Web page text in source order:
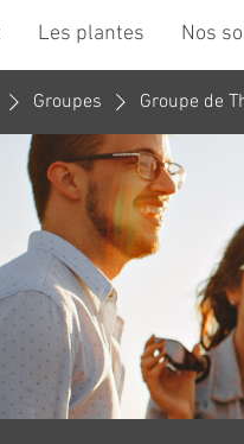
Les plantes Nos
Groupes Groupe de